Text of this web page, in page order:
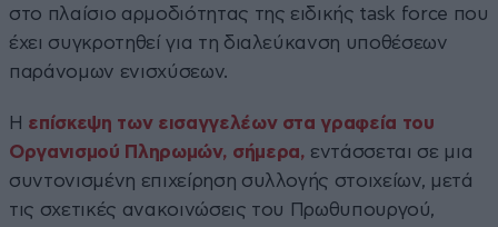
στο πλαίσιο αρμοδιότητας της ειδικής task force που
έχει συγκροτηθεί για τη διαλεύκανση υποθέσεων
παράνομων ενισχύσεων.
Η επίσκεψη των εισαγγελέων στα γραφεία του
Οργανισμού Πληρωμών, σήμερα, εντάσσεται σε μια
συντονισμένη επιχείρηση συλλογής στοιχείων, μετά
τις σχετικές ανακοινώσεις του Πρωθυπουργού,